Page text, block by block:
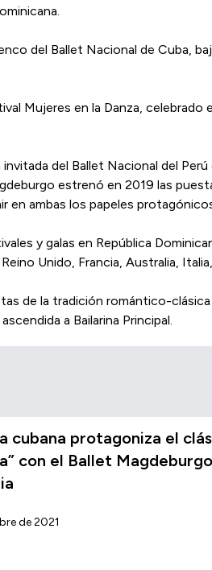
del Ballet Nacional de Cuba,
Mujeres en la Danza,
del Ballet Nacional del
estrenó en 2019 las
en ambas los papeles
y galas en República
Unido, Francia, Australia,
de la tradición romántico-
a Bailarina Principal.
cubana protagoniza el
con el Ballet
de 2021